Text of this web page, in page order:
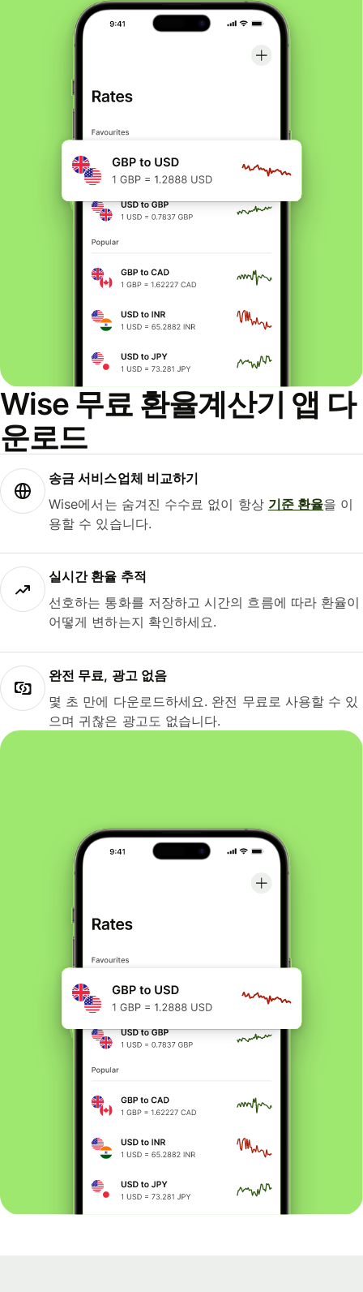
Wise 무료 환율계산기 앱 다
운로드
송금 서비스업체 비교하기
Wise에서는 숨겨진 수수료 없이 항상 기준 환율을 이
용할 수 있습니다.
실시간 환율 추적
선호하는 통화를 저장하고 시간의 흐름에 따라 환율이
어떻게 변하는지 확인하세요.
완전 무료, 광고 없음
몇 초 만에 다운로드하세요. 완전 무료로 사용할 수 있
으며 귀찮은 광고도 없습니다.